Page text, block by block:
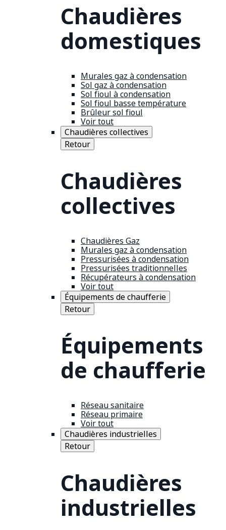
Chaudières
domestiques
Murales gaz à condensation
Sol gaz à condensation
Sol fioul à condensation
Sol fioul basse température
Brûleur sol fioul
Voir tout
Chaudières collectives
Retour
Chaudières
collectives
Chaudières Gaz
Murales gaz à condensation
Pressurisées à condensation
Pressurisées traditionnelles
Récupérateurs à condensation
Voir tout
Équipements de chaufferie
Retour
Équipements
de chaufferie
Réseau sanitaire
Réseau primaire
Voir tout
Chaudières industrielles
Retour
Chaudières
industrielles